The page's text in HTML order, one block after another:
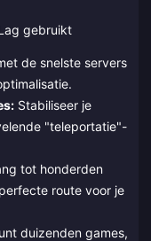
gebruikt
de snelste servers
Stabiliseer je
"teleportatie"-
tot honderden
route voor je
duizenden games,